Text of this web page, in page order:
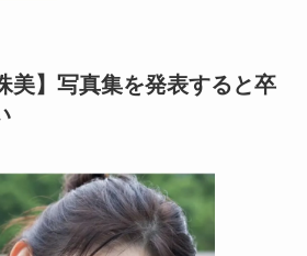
美】写真集を発表すると卒